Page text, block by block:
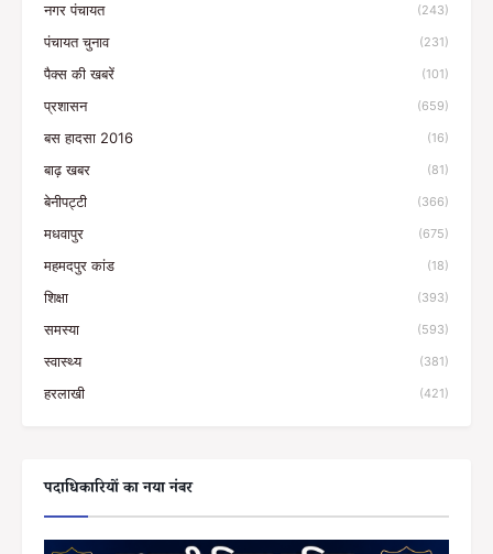
नगर पंचायत (243)
पंचायत चुनाव (231)
पैक्स की खबरें (101)
प्रशासन (659)
बस हादसा 2016 (16)
बाढ़ खबर (81)
बेनीपट्टी (366)
मधवापुर (675)
महमदपुर कांड (18)
शिक्षा (393)
समस्या (593)
स्वास्थ्य (381)
हरलाखी (421)
पदाधिकारियों का नया नंबर